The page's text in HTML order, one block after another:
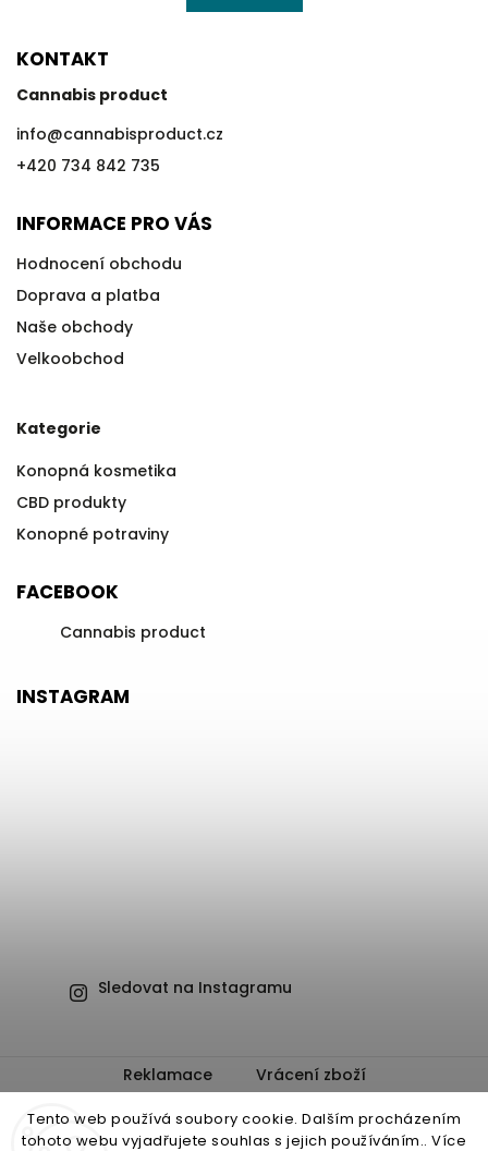
Tento web používá soubory cookie. Dalším procházením
tohoto webu vyjadřujete souhlas s jejich používáním.. Více
KONTAKT
Cannabis product
info@cannabisproduct.cz
+420 734 842 735
INFORMACE PRO VÁS
Hodnocení obchodu
Doprava a platba
Naše obchody
Velkoobchod
Kategorie
Konopná kosmetika
CBD produkty
Konopné potraviny
FACEBOOK
Cannabis product
INSTAGRAM
Sledovat na Instagramu
Reklamace
Vrácení zboží
Obchodní podmínky
Ochrana osobních údajů